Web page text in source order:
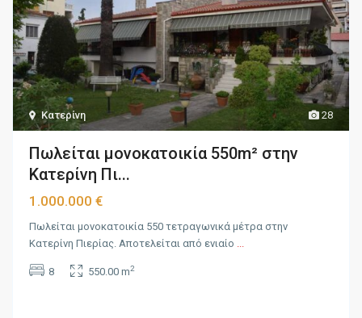
28
Κατερίνη
Πωλείται μονοκατοικία 550m² στην
Κατερίνη Πι...
1.000.000 €
Πωλείται μονοκατοικία 550 τετραγωνικά μέτρα στην
Κατερίνη Πιερίας. Αποτελείται από ενιαίο ...
8 550.00 m2